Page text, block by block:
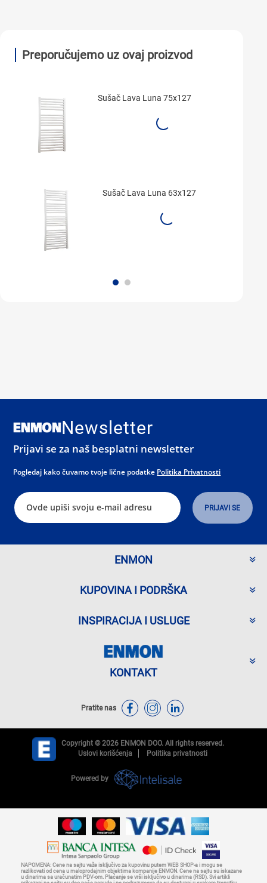
Preporučujemo uz ovaj proizvod
Sušač Lava Luna 75x127
Sušač Lava Luna 63x127
Newsletter
Prijavi se za naš besplatni newsletter
Pogledaj kako čuvamo tvoje lične podatke Politika Privatnosti
ENMON
KUPOVINA I PODRŠKA
INSPIRACIJA I USLUGE
KONTAKT
Pratite nas
Copyright © 2026 ENMON DOO. All rights reserved.
Uslovi korišćenja
Politika privatnosti
Powered by
NAPOMENA: Cene na sajtu važe isključivo za kupovinu putem WEB SHOP-a i mogu se
razlikovati od cena u maloprodajnim objektima kompanije ENMON. Cene na sajtu su iskazane
u dinarima sa uračunatim PDV-om. Plaćanje se vrši isključivo u dinarima (RSD). Svi artikli